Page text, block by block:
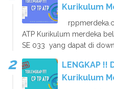
Kurikulum
ATP Kurikulum merdeka
SE 033 yang dapat di
LENGKAP !!
Kurikulum